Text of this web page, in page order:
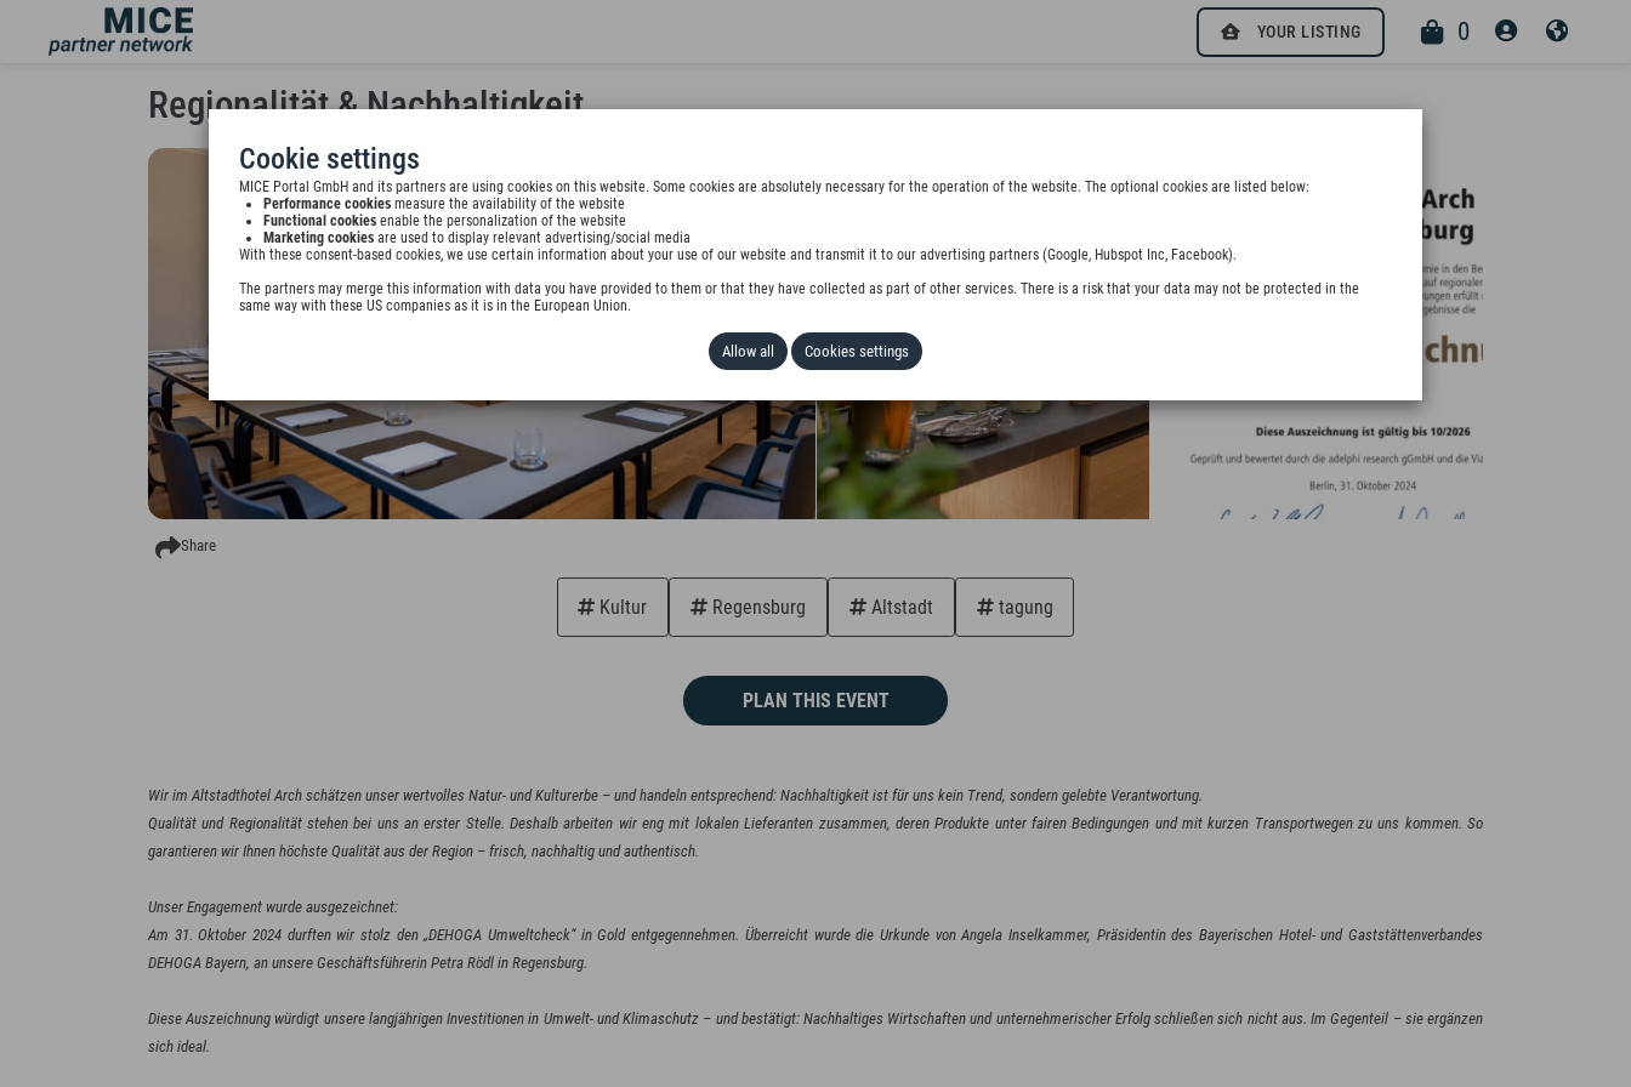
YOUR LISTING 0
Regionalität & Nachhaltigkeit
Share
Kultur Regensburg Altstadt tagung
PLAN THIS EVENT
Wir im Altstadthotel Arch schätzen unser wertvolles Natur- und Kulturerbe – und handeln entsprechend: Nachhaltigkeit ist für uns kein Trend, sondern gelebte Verantwortung.
Qualität und Regionalität stehen bei uns an erster Stelle. Deshalb arbeiten wir eng mit lokalen Lieferanten zusammen, deren Produkte unter fairen Bedingungen und mit kurzen Transportwegen zu uns kommen. So
garantieren wir Ihnen höchste Qualität aus der Region – frisch, nachhaltig und authentisch.
Unser Engagement wurde ausgezeichnet:
Am 31. Oktober 2024 durften wir stolz den „DEHOGA Umweltcheck“ in Gold entgegennehmen. Überreicht wurde die Urkunde von Angela Inselkammer, Präsidentin des Bayerischen Hotel- und Gaststättenverbandes
DEHOGA Bayern, an unsere Geschäftsführerin Petra Rödl in Regensburg.
Diese Auszeichnung würdigt unsere langjährigen Investitionen in Umwelt- und Klimaschutz – und bestätigt: Nachhaltiges Wirtschaften und unternehmerischer Erfolg schließen sich nicht aus. Im Gegenteil – sie ergänzen
Cookie settings
MICE Portal GmbH and its partners are using cookies on this website. Some cookies are absolutely necessary for the operation of the website. The optional cookies are listed below:
Performance cookies measure the availability of the website
Functional cookies enable the personalization of the website
Marketing cookies are used to display relevant advertising/social media
With these consent-based cookies, we use certain information about your use of our website and transmit it to our advertising partners (Google, Hubspot Inc, Facebook).
The partners may merge this information with data you have provided to them or that they have collected as part of other services. There is a risk that your data may not be protected in the
same way with these US companies as it is in the European Union.
Allow all Cookies settings